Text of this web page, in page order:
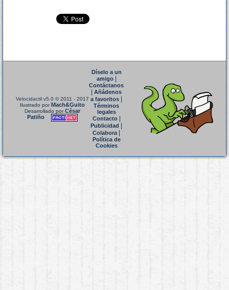
Velocidactil v5.0 © 2011 - 2017
Ilustrado porMach&Guito
Desarrollado porCésar
Patiño
Díselo a un
amigo|
Contáctanos
Añádenos
a favoritos
Términos
legales
Contacto|
Publicidad
Colabora|
Política de
Cookies